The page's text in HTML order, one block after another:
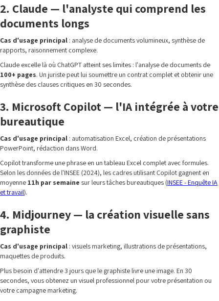
2. Claude — l'analyste qui comprend les
documents longs
Cas d'usage principal : analyse de documents volumineux, synthèse de
rapports, raisonnement complexe.
Claude excelle là où ChatGPT atteint ses limites : l'analyse de documents de
100+ pages. Un juriste peut lui soumettre un contrat complet et obtenir une
synthèse des clauses critiques en 30 secondes.
3. Microsoft Copilot — l'IA intégrée à votre
bureautique
Cas d'usage principal : automatisation Excel, création de présentations
PowerPoint, rédaction dans Word.
Copilot transforme une phrase en un tableau Excel complet avec formules.
Selon les données de l'INSEE (2024), les cadres utilisant Copilot gagnent en
moyenne 11h par semaine sur leurs tâches bureautiques (INSEE - Enquête IA
et travail).
4. Midjourney — la création visuelle sans
graphiste
Cas d'usage principal : visuels marketing, illustrations de présentations,
maquettes de produits.
Plus besoin d'attendre 3 jours que le graphiste livre une image. En 30
secondes, vous obtenez un visuel professionnel pour votre présentation ou
votre campagne marketing.